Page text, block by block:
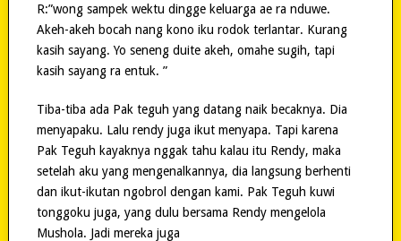
R:”wong sampek wektu dingge keluarga ae ra nduwe.
Akeh-akeh bocah nang kono iku rodok terlantar. Kurang
kasih sayang. Yo seneng duite akeh, omahe sugih, tapi
kasih sayang ra entuk. ”
Tiba-tiba ada Pak teguh yang datang naik becaknya. Dia
menyapaku. Lalu rendy juga ikut menyapa. Tapi karena
Pak Teguh kayaknya nggak tahu kalau itu Rendy, maka
setelah aku yang mengenalkannya, dia langsung berhenti
dan ikut-ikutan ngobrol dengan kami. Pak Teguh kuwi
tonggoku juga, yang dulu bersama Rendy mengelola
Mushola. Jadi mereka juga